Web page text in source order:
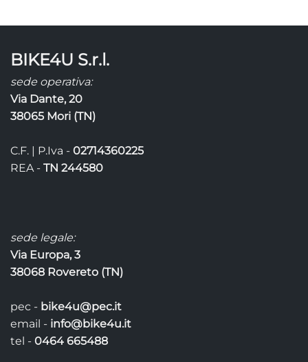
BIKE4U S.r.l.
sede operativa:
Via Dante, 20
38065 Mori (TN)
C.F. | P.Iva - 02714360225
REA - TN 244580
sede legale:
Via Europa, 3
38068 Rovereto (TN)
pec - bike4u@pec.it
email - info@bike4u.it
tel - 0464 665488